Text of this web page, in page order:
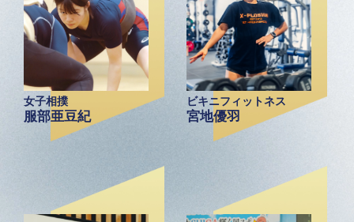
女子相撲
服部亜豆紀
ビキニフィットネス
宮地優羽